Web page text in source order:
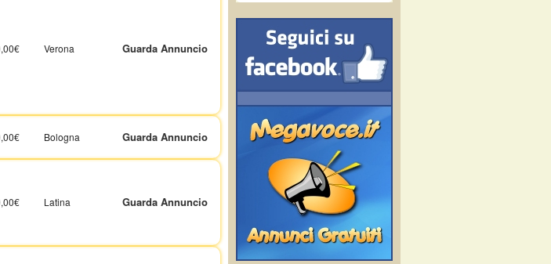
Verona Guarda Annuncio
Bologna Guarda Annuncio
Latina Guarda Annuncio